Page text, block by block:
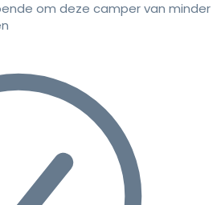
om deze camper van minder